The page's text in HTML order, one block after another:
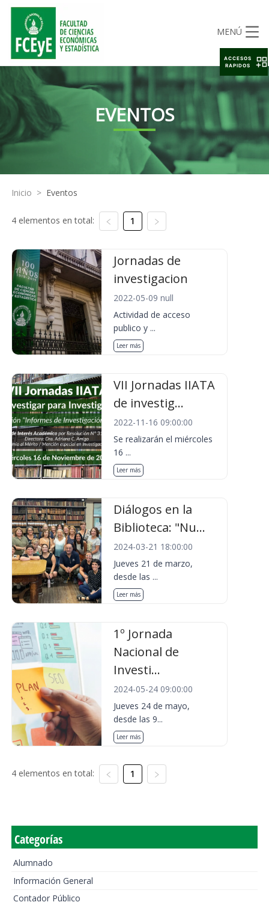
MENÚ
EVENTOS
Inicio > Eventos
4 elementos en total: 1
Jornadas de
investigacion
2022-05-09 null
Actividad de acceso
publico y ...
Leer más
VII Jornadas IIATA
de investig...
2022-11-16 09:00:00
Se realizarán el miércoles
16 ...
Leer más
Diálogos en la
Biblioteca: "Nu...
2024-03-21 18:00:00
Jueves 21 de marzo,
desde las ...
Leer más
1º Jornada
Nacional de
Investi...
2024-05-24 09:00:00
Jueves 24 de mayo,
desde las 9...
Leer más
4 elementos en total: 1
Categorías
Alumnado
Información General
Contador Público
ACCESOS
RAPIDOS